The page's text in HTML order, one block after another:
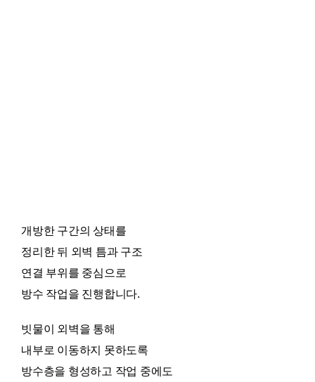
개방한 구간의 상태를
정리한 뒤 외벽 틈과 구조
연결 부위를 중심으로
방수 작업을 진행합니다.
빗물이 외벽을 통해
내부로 이동하지 못하도록
방수층을 형성하고 작업 중에도